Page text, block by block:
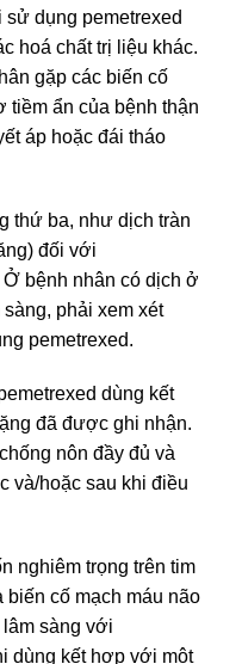
dụng pemetrexed
hoá chất trị liệu khác.
gặp các biến cố
tiềm ẩn của bệnh thận
áp hoặc đái tháo
thứ ba, như dịch tràn
đối với
bệnh nhân có dịch ở
phải xem xét
pemetrexed.
dùng kết
đã được ghi nhận.
nôn đầy đủ và
và/hoặc sau khi điều
nghiêm trọng trên tim
biến cố mạch máu não
sàng với
dùng kết hợp với một